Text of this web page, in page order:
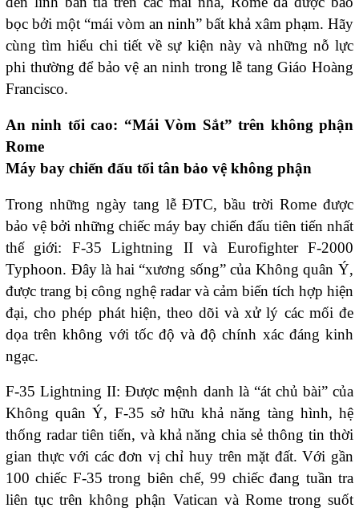
bọc bởi một “mái vòm an ninh” bất khả xâm phạm. Hãy
cùng tìm hiểu chi tiết về sự kiện này và những nỗ lực
phi thường để bảo vệ an ninh trong lễ tang Giáo Hoàng
Francisco.
An ninh tối cao: “Mái Vòm Sắt” trên không phận
Rome
Máy bay chiến đấu tối tân bảo vệ không phận
Trong những ngày tang lễ ĐTC, bầu trời Rome được
bảo vệ bởi những chiếc máy bay chiến đấu tiên tiến nhất
thế giới: F-35 Lightning II và Eurofighter F-2000
Typhoon. Đây là hai “xương sống” của Không quân Ý,
được trang bị công nghệ radar và cảm biến tích hợp hiện
đại, cho phép phát hiện, theo dõi và xử lý các mối đe
dọa trên không với tốc độ và độ chính xác đáng kinh
ngạc.
F-35 Lightning II: Được mệnh danh là “át chủ bài” của
Không quân Ý, F-35 sở hữu khả năng tàng hình, hệ
thống radar tiên tiến, và khả năng chia sẻ thông tin thời
gian thực với các đơn vị chỉ huy trên mặt đất. Với gần
100 chiếc F-35 trong biên chế, 99 chiếc đang tuần tra
liên tục trên không phận Vatican và Rome trong suốt